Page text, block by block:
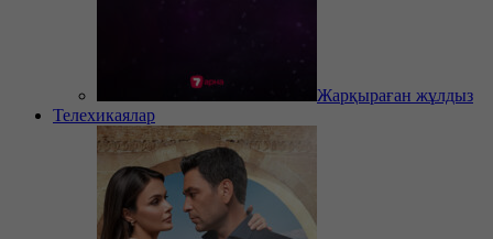
Жарқыраған жұлдыз
Телехикаялар